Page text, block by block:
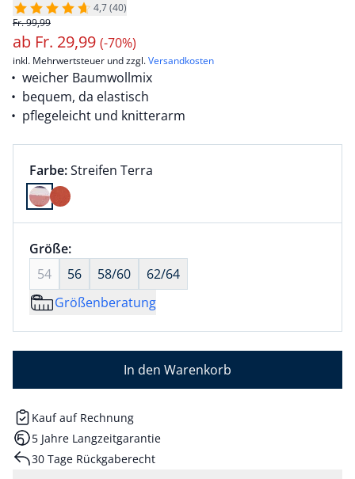
4,7 (40)
Fr. 99,99
ab Fr. 29,99 (-70%)
inkl. Mehrwertsteuer und zzgl.Versandkosten
weicher Baumwollmix
bequem, da elastisch
pflegeleicht und knitterarm
Farbauswahl:
Farbe:aktuell ausgewählt:
Streifen Terra
Farbe Streifen Terra ausgewählt
Größenauswahl:
Größe:nichts ausgewählt
54
56 58/60
62/64
Größenberatung
In den Warenkorb
Kauf auf Rechnung
5 Jahre Langzeitgarantie
30 Tage Rückgaberecht